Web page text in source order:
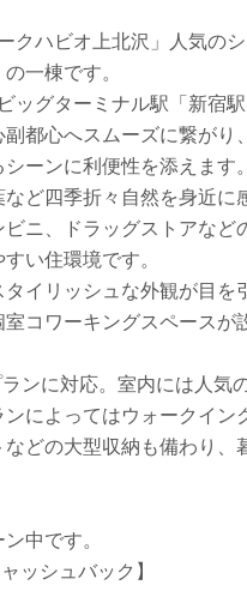
クハビオ上北沢」人気の
一棟です。
ッグターミナル駅「新宿
都心へスムーズに繋がり
ーンに利便性を添えます
ど四季折々自然を身近に
ニ、ドラッグストアなど
い住環境です。
イリッシュな外観が目を
コワーキングスペースが
ンに対応。室内には人気
によってはウォークイン
どの大型収納も備わり、
中です。
ッシュバック】